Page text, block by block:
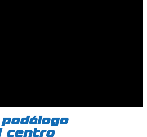
podólogo
centro